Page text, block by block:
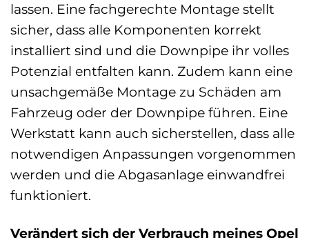
lassen. Eine fachgerechte Montage stellt
sicher, dass alle Komponenten korrekt
installiert sind und die Downpipe ihr volles
Potenzial entfalten kann. Zudem kann eine
unsachgemäße Montage zu Schäden am
Fahrzeug oder der Downpipe führen. Eine
Werkstatt kann auch sicherstellen, dass alle
notwendigen Anpassungen vorgenommen
werden und die Abgasanlage einwandfrei
funktioniert.
Verändert sich der Verbrauch meines Opel